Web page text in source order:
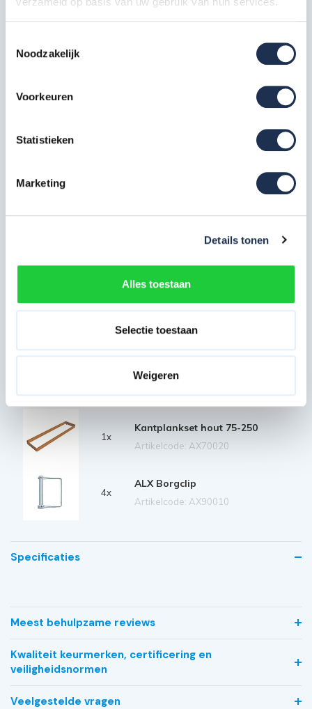
Noodzakelijk
Voorkeuren
Statistieken
Marketing
Details tonen
Alles toestaan
Selectie toestaan
Weigeren
1x
Platform met luik 250 Carbon
vloer
1x
Artikelcode: AX30020
Artikelcode: AX40030
Horizontaal schoor 250
1x
Kantplankset hout 75-250
Artikelcode: AX70020
4x
ALX Borgclip
Artikelcode: AX90010
Specificaties
Meest behulpzame reviews
Kwaliteit keurmerken, certificering en
veiligheidsnormen
Veelgestelde vragen